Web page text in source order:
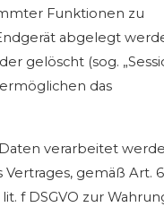
Funktionen zu
abgelegt
gelöscht (sog.
das
verarbeitet
gemäß Art. 6
f DSGVO zur